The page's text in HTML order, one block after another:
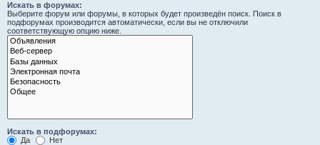
Искать в форумах:
Выберите форум или форумы, в которых будет произведён поиск. Поиск в
подфорумах производится автоматически, если вы не отключили
соответствующую опцию ниже.
Искать в подфорумах:
Да
Нет